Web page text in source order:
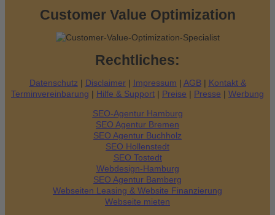
Customer Value Optimization
Rechtliches:
Datenschutz | Disclaimer| Impressum | AGB| Kontakt &
Terminvereinbarung | Hilfe & Support | Preise | Presse | Werbung
SEO-Agentur Hamburg
SEO Agentur Bremen
SEO Agentur Buchholz
SEO Hollenstedt
SEO Tostedt
Webdesign-Hamburg
SEO Agentur Bamberg
Webseiten Leasing & Website Finanzierung
Webseite mieten